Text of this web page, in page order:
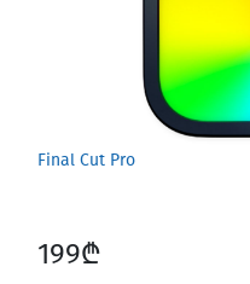
Final Cut Pro
199₾